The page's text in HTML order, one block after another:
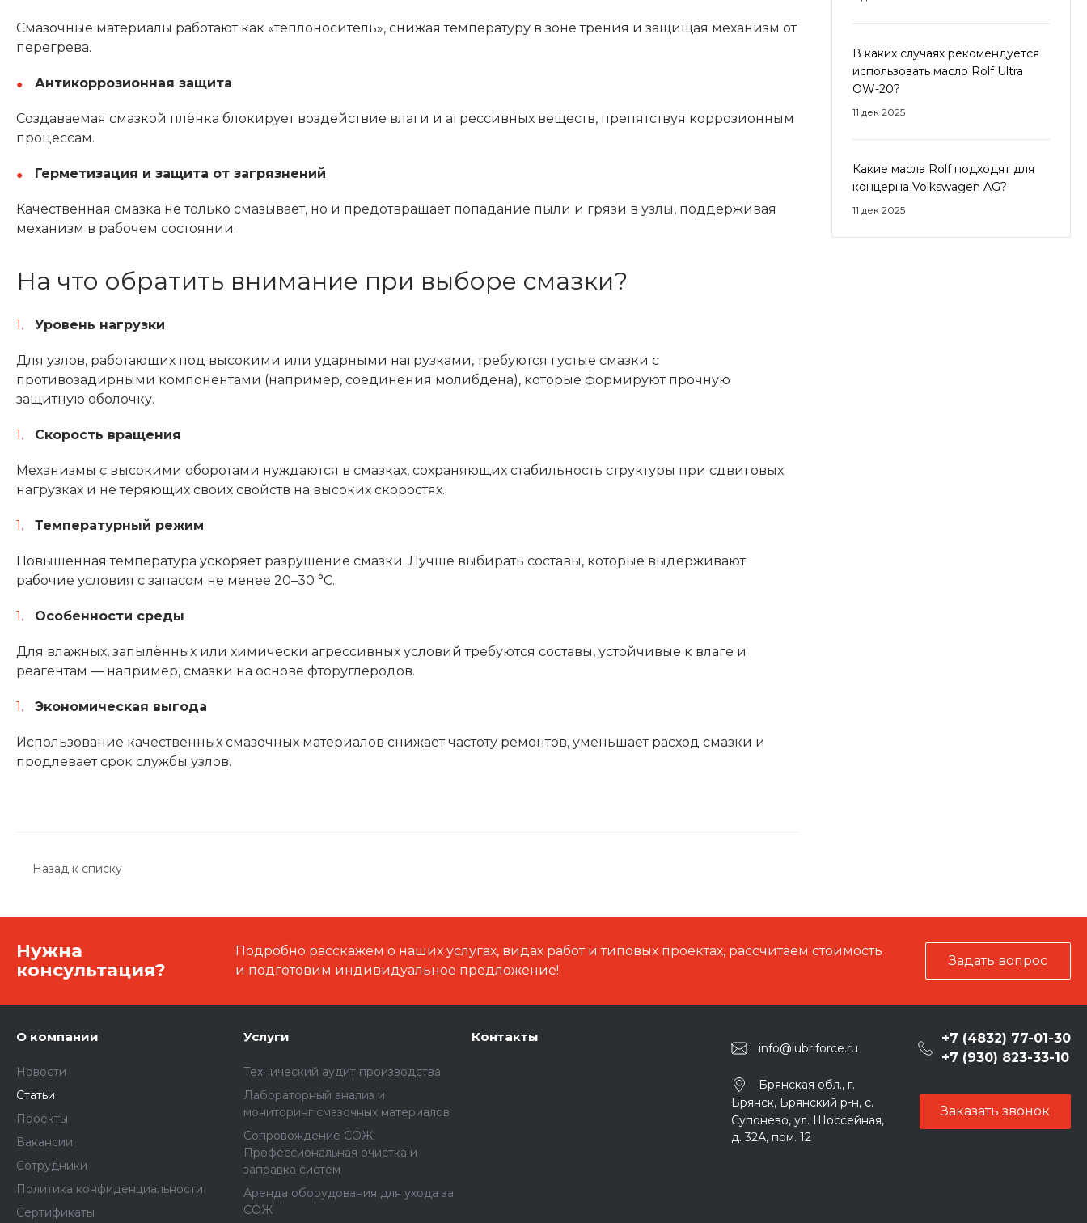
В каких случаях рекомендуется
использовать масло Rolf Ultra
OW-20?
11 дек 2025
Какие масла Rolf подходят для
концерна Volkswagen AG?
11 дек 2025
Смазочные материалы работают как «теплоноситель», снижая температуру в зоне трения и защищая механизм от
перегрева.
Антикоррозионная защита
Создаваемая смазкой плёнка блокирует воздействие влаги и агрессивных веществ, препятствуя коррозионным
процессам.
Герметизация и защита от загрязнений
Качественная смазка не только смазывает, но и предотвращает попадание пыли и грязи в узлы, поддерживая
механизм в рабочем состоянии.
На что обратить внимание при выборе смазки?
Уровень нагрузки
Для узлов, работающих под высокими или ударными нагрузками, требуются густые смазки с
противозадирными компонентами (например, соединения молибдена), которые формируют прочную
защитную оболочку.
Скорость вращения
Механизмы с высокими оборотами нуждаются в смазках, сохраняющих стабильность структуры при сдвиговых
нагрузках и не теряющих своих свойств на высоких скоростях.
Температурный режим
Повышенная температура ускоряет разрушение смазки. Лучше выбирать составы, которые выдерживают
рабочие условия с запасом не менее 20–30 °C.
Особенности среды
Для влажных, запылённых или химически агрессивных условий требуются составы, устойчивые к влаге и
реагентам — например, смазки на основе фторуглеродов.
Экономическая выгода
Использование качественных смазочных материалов снижает частоту ремонтов, уменьшает расход смазки и
продлевает срок службы узлов.
Назад к списку
Нужна
консультация?
Подробно расскажем о наших услугах, видах работ и типовых проектах, рассчитаем стоимость
и подготовим индивидуальное предложение!
Задать вопрос
О компании
Новости
Статьи
Проекты
Вакансии
Сотрудники
Политика конфиденциальности
Сертификаты
Услуги
Технический аудит производства
Лабораторный анализ и
мониторинг смазочных материалов
Сопровождение СОЖ.
Профессиональная очистка и
заправка систем
Аренда оборудования для ухода за
СОЖ
Контакты
info@lubriforce.ru
+7 (4832) 77-01-30
+7 (930) 823-33-10
Брянская обл., г.
Брянск, Брянский р-н, с.
Супонево, ул. Шоссейная,
д. 32А, пом. 12
Заказать звонок